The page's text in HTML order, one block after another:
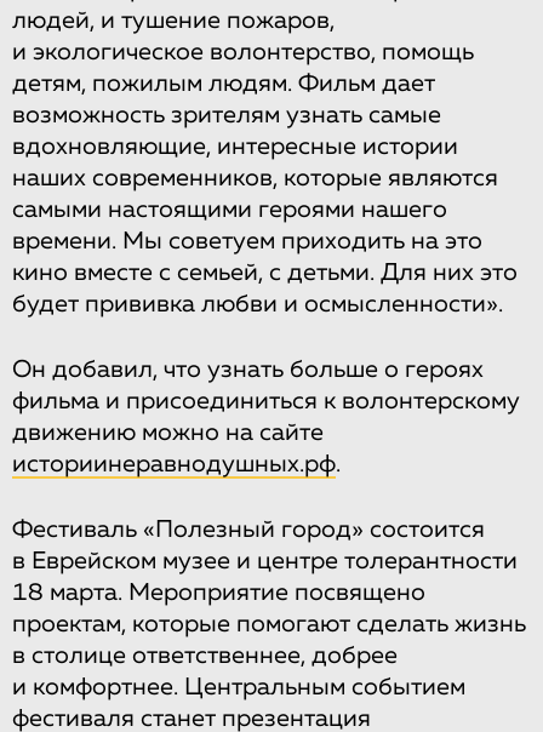
людей, и тушение пожаров,
и экологическое волонтерство, помощь
детям, пожилым людям. Фильм дает
возможность зрителям узнать самые
вдохновляющие, интересные истории
наших современников, которые являются
самыми настоящими героями нашего
времени. Мы советуем приходить на это
кино вместе с семьей, с детьми. Для них это
будет прививка любви и осмысленности».
Он добавил, что узнать больше о героях
фильма и присоединиться к волонтерскому
движению можно на сайте
историинеравнодушных.рф.
Фестиваль «Полезный город» состоится
в Еврейском музее и центре толерантности
18 марта. Мероприятие посвящено
проектам, которые помогают сделать жизнь
в столице ответственнее, добрее
и комфортнее. Центральным событием
фестиваля станет презентация